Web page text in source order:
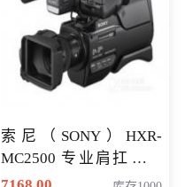
索尼（SONY）HXR-
MC2500 专业肩扛式存
储卡全高清摄录一体机